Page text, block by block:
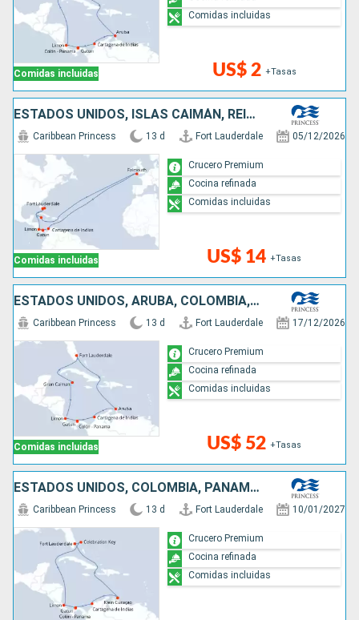
Comidas incluidas US$ 2 +Tasas
Comidas incluidas
ESTADOS UNIDOS, ISLAS CAIMÁN, REINO UNIDO, COLOMBIA, PANAMÁ, COSTA RICA, BAHAMAS
Comidas incluidas
Caribbean Princess 13 d Fort Lauderdale 05/12/2026
US$ 14 +Tasas
Crucero Premium
Cocina refinada
Comidas incluidas
ESTADOS UNIDOS, ARUBA, COLOMBIA, PANAMÁ, COSTA RICA, ISLAS CAIMÁN
Comidas incluidas
Caribbean Princess 13 d Fort Lauderdale 17/12/2026
US$ 52 +Tasas
Crucero Premium
Cocina refinada
Comidas incluidas
ESTADOS UNIDOS, COLOMBIA, PANAMÁ, COSTA RICA, BAHAMAS
Caribbean Princess 13 d Fort Lauderdale 10/01/2027
Crucero Premium
Cocina refinada
Comidas incluidas